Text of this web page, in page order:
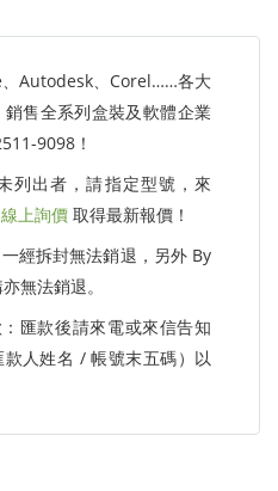
Autodesk、Corel……各大
售全系列盒裝及軟體企業
9098！
列出者，請指定型號，來
線上詢價 取得最新報價！
經拆封無法銷退，另外 By
無法銷退。
匯款後請來電或來信告知
款人姓名 / 帳號末五碼）以